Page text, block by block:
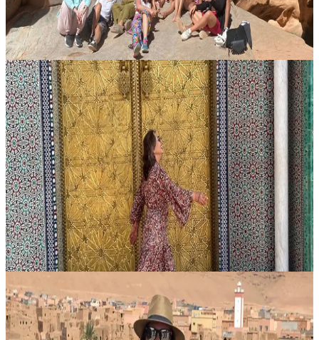
Contatta l'organizzatore per le date disponibili
Tamraght, Marocco
Ritiro di Yoga e Cultura di 9 Giorni nel Nord del
Marocco – Da Casablanca a Chefchaouen e Tangeri
Rallenta, respira profondamente e ritrova il tuo centro in questo ritiro
di 9 giorni tra yoga e cultura nel Nord del Marocco. Dal fascino di
Casablanca alle stradine blu di Chefchaouen, dalle scoglier...
Su richiesta
29 agosto 2026 12:00
Marrakech, Marocco
9 giorni di ritiro Yoga & Esplora il Deserto